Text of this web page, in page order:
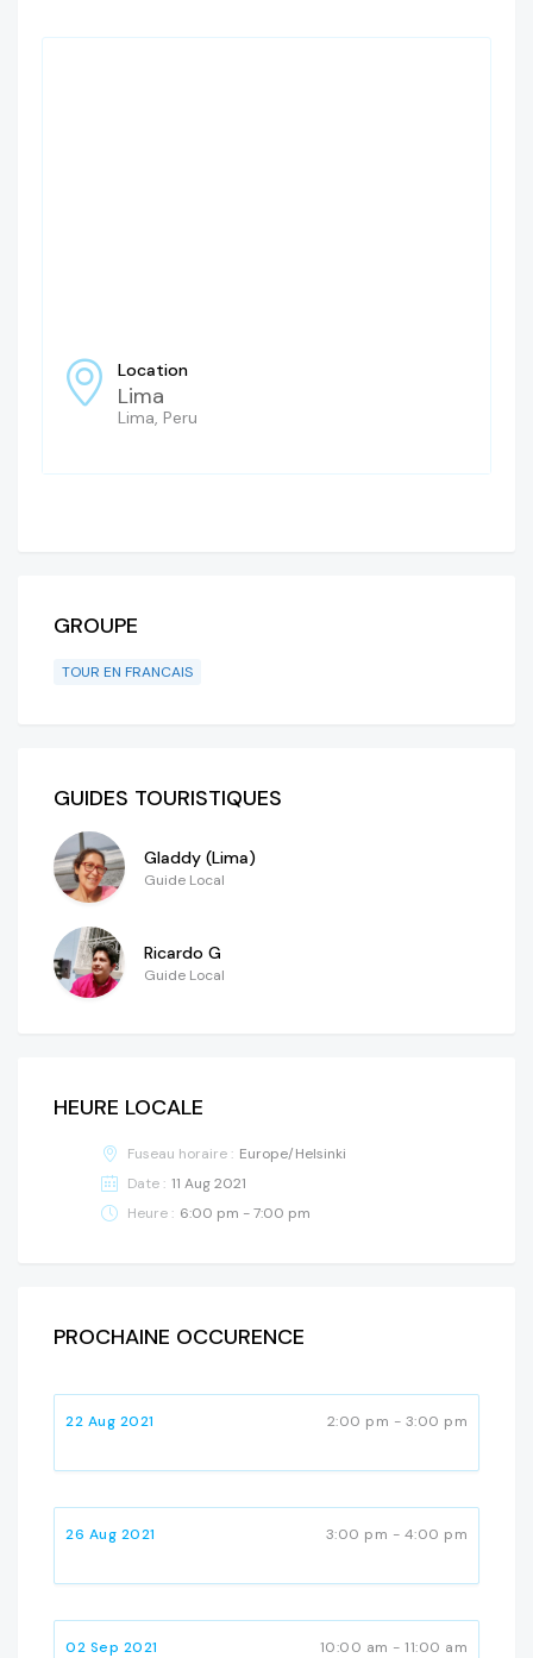
Location
Lima
Lima, Peru
GROUPE
TOUR EN FRANCAIS
GUIDES TOURISTIQUES
Gladdy (Lima)
Guide Local
Ricardo G
Guide Local
HEURE LOCALE
Fuseau horaire : Europe/Helsinki
Date : 11 Aug 2021
Heure : 6:00 pm - 7:00 pm
PROCHAINE OCCURENCE
22 Aug 2021 2:00 pm - 3:00 pm
26 Aug 2021 3:00 pm - 4:00 pm
02 Sep 2021 10:00 am - 11:00 am